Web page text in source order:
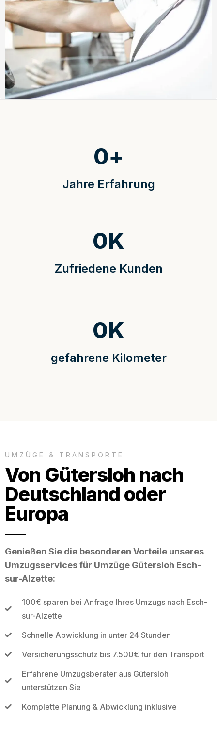
Jahre Erfahrung
0+
Zufriedene Kunden
0K
gefahrene Kilometer
0K
UMZÜGE & TRANSPORTE
Von Gütersloh nach
Deutschland oder
Europa
Genießen Sie die besonderen Vorteile unseres
Umzugsservices für Umzüge Gütersloh Esch-
sur-Alzette:
100€ sparen bei Anfrage Ihres Umzugs nach Esch-
sur-Alzette
Schnelle Abwicklung in unter 24 Stunden
Versicherungsschutz bis 7.500€ für den Transport
Erfahrene Umzugsberater aus Gütersloh
unterstützen Sie
Komplette Planung & Abwicklung inklusive